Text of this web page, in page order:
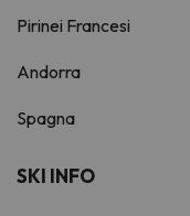
Pirinei Francesi
Andorra
Spagna
SKI INFO